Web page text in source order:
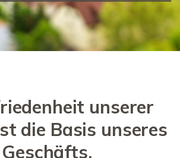
unserer
die Basis unseres
Geschäfts.